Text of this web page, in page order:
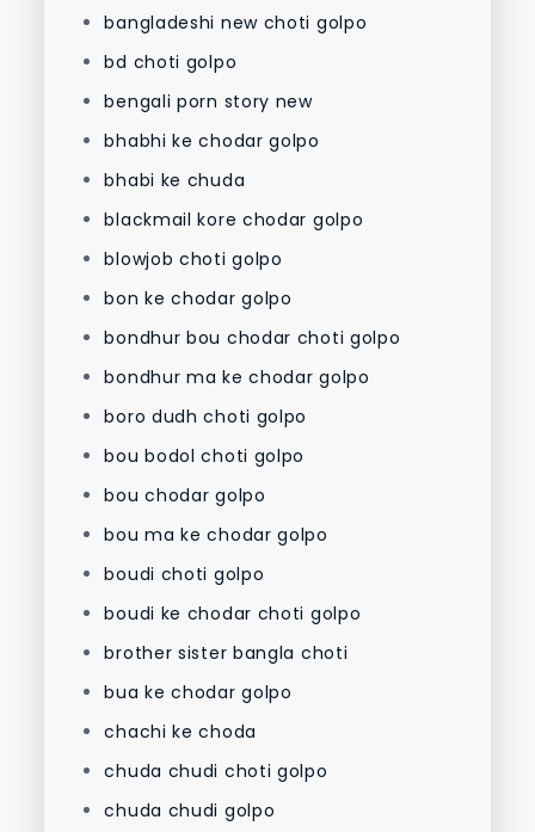
bangladeshi new choti golpo
bd choti golpo
bengali porn story new
bhabhi ke chodar golpo
bhabi ke chuda
blackmail kore chodar golpo
blowjob choti golpo
bon ke chodar golpo
bondhur bou chodar choti golpo
bondhur ma ke chodar golpo
boro dudh choti golpo
bou bodol choti golpo
bou chodar golpo
bou ma ke chodar golpo
boudi choti golpo
boudi ke chodar choti golpo
brother sister bangla choti
bua ke chodar golpo
chachi ke choda
chuda chudi choti golpo
chuda chudi golpo